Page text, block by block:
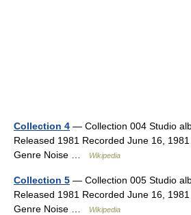
Collection 4 — Collection 004 Studio
Released 1981 Recorded June 16,
Genre Noise …
Wikipedia
Collection 5 — Collection 005 Studio
Released 1981 Recorded June 16,
Genre Noise …
Wikipedia